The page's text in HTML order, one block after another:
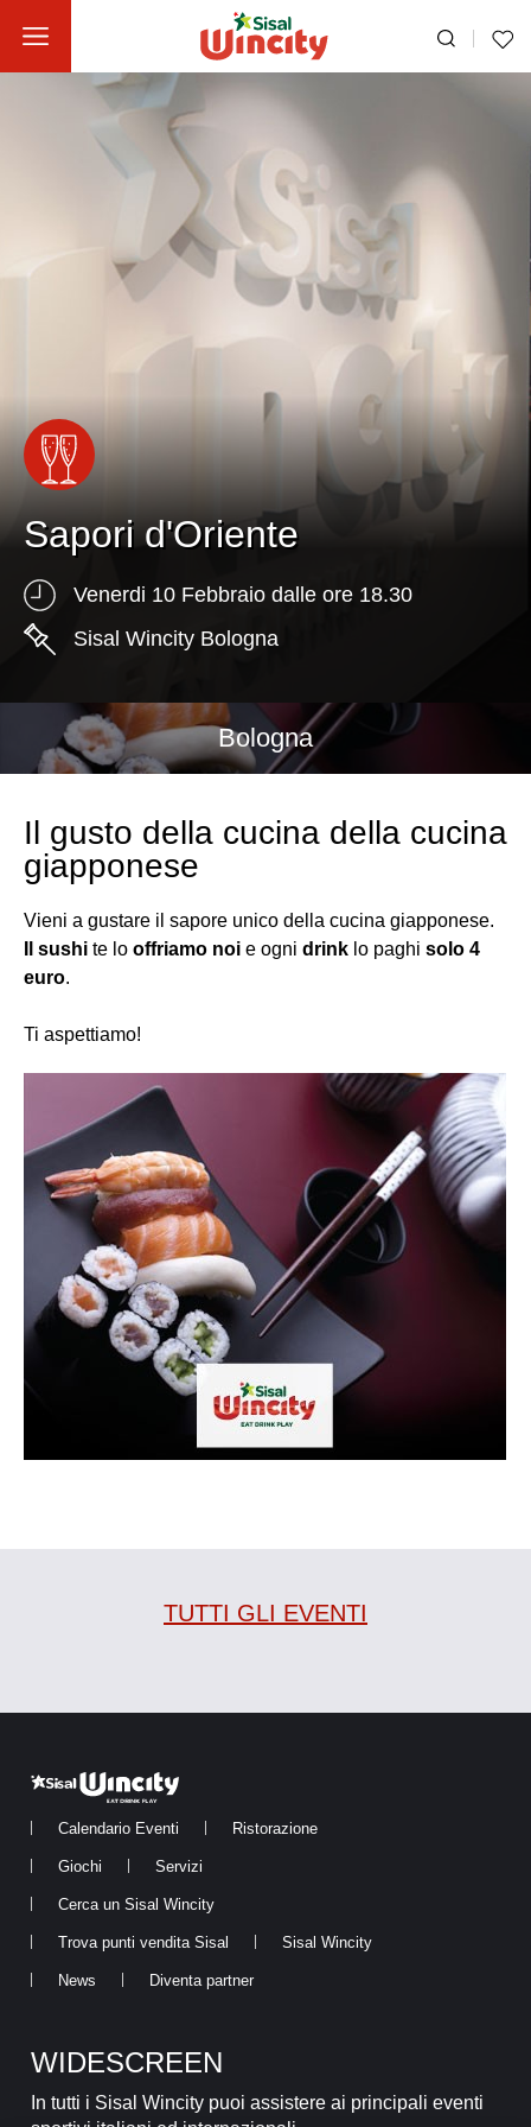
Sapori d'Oriente
Venerdi 10 Febbraio dalle ore 18.30
Sisal Wincity Bologna
Bologna
Il gusto della cucina della cucina
giapponese
Vieni a gustare il sapore unico della cucina giapponese.
Il sushi te lo offriamo noi e ogni drink lo paghi solo 4
euro.
Ti aspettiamo!
TUTTI GLI EVENTI
Calendario Eventi Ristorazione
Giochi Servizi
Cerca un Sisal Wincity
Trova punti vendita Sisal Sisal Wincity
News Diventa partner
WIDESCREEN
In tutti i Sisal Wincity puoi assistere ai principali eventi